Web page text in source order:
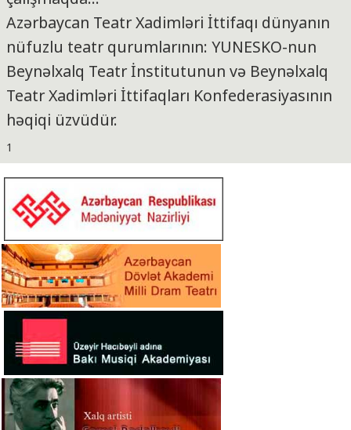
Azərbaycan Teatr Xadimləri İttifaqı dünyanın
nüfuzlu teatr qurumlarının: YUNESKO-nun
Beynəlxalq Teatr İnstitutunun və Beynəlxalq
Teatr Xadimləri İttifaqları Konfederasiyasının
həqiqi üzvüdür.
1